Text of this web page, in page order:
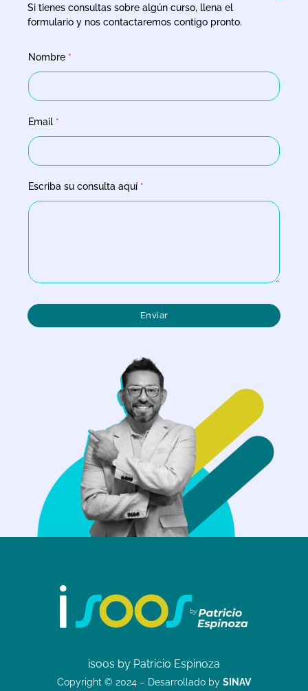
Nombre *
Email *
Escriba su consulta aquí *
Enviar
Si tienes consultas sobre algún curso, llena el
formulario y nos contactaremos contigo pronto.
isoos by Patricio Espinoza
Copyright © 2024 – Desarrollado by SINAV